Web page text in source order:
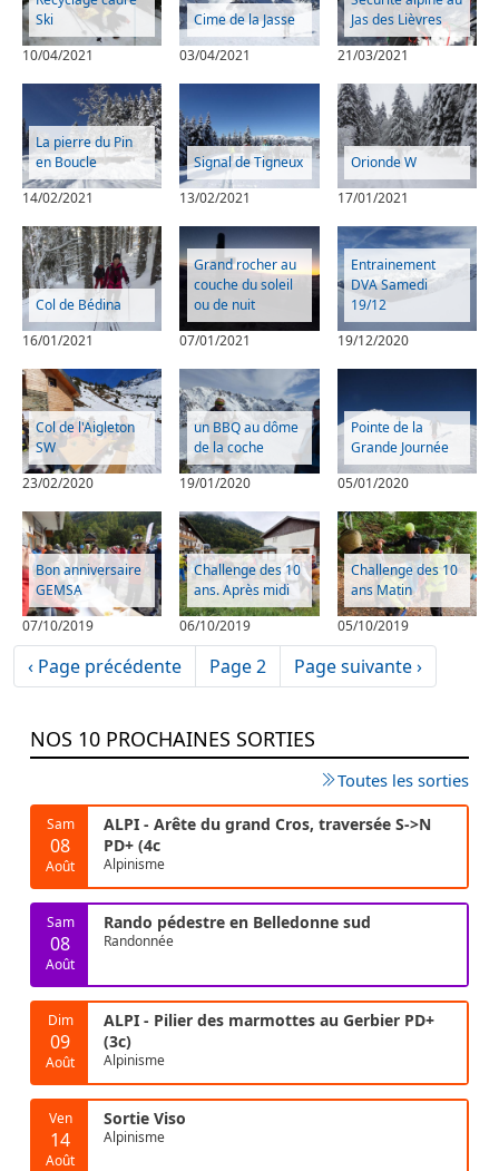
Ski
10/04/2021
Cime de la Jasse
03/04/2021
Jas des Lièvres
21/03/2021
La pierre du Pin
en Boucle
14/02/2021
Signal de Tigneux
13/02/2021
Orionde W
17/01/2021
Col de Bédina
16/01/2021
Grand rocher au
couche du soleil
ou de nuit
07/01/2021
Entrainement
DVA Samedi
19/12
19/12/2020
Col de l'Aigleton
SW
23/02/2020
un BBQ au dôme
de la coche
19/01/2020
Pointe de la
Grande Journée
05/01/2020
Bon anniversaire
GEMSA
07/10/2019
Challenge des 10
ans. Après midi
06/10/2019
Challenge des 10
ans Matin
05/10/2019
Pagination
Page précédente
‹ Page précédente Page 2 Page suivante
Page suivante ›
NOS 10 PROCHAINES SORTIES
Toutes les sorties
Sam
08
Août
ALPI - Arête du grand Cros, traversée S->N
PD+ (4c
Alpinisme
Sam
08
Août
Rando pédestre en Belledonne sud
Randonnée
Dim
09
Août
ALPI - Pilier des marmottes au Gerbier PD+
(3c)
Alpinisme
Ven
14
Août
Sortie Viso
Alpinisme